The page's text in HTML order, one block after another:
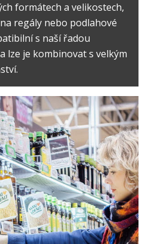
formátech a velikostech,
regály nebo podlahové
s naší řadou
lze je kombinovat s velkým